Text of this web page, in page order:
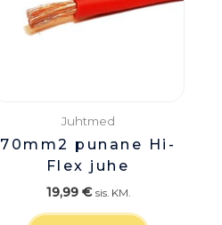
Juhtmed
70mm2 punane Hi-
Flex juhe
19,99 € sis. KM.